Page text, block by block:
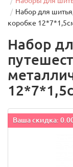
Набор для
коробке
Набор
Ваша скидка: